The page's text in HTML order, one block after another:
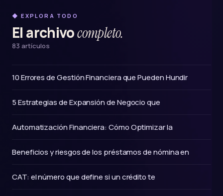
◆ EXPLORA TODO
El archivocompleto.
83 artículos
10 Errores de Gestión Financiera que Pueden Hundir
5 Estrategias de Expansión de Negocio que
Automatización Financiera: Cómo Optimizar la
Beneficios y riesgos de los préstamos de nómina en
CAT: el número que define si un crédito te